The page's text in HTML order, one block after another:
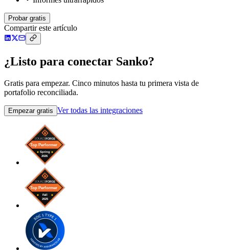
Probar gratis
Compartir este artículo
¿Listo para conectar Sanko?
Gratis para empezar. Cinco minutos hasta tu primera vista de
portafolio reconciliada.
Empezar gratis Ver todas las integraciones